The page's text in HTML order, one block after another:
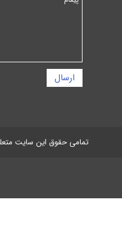
ارسال
تمامی حقوق این سایت